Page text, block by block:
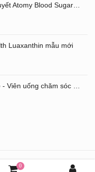
Sản phẩm hạ đường huyết Atomy Blood Sugar Cut Bitter Melon chiết xuất mướp đắng hộp 60 gói
Luaxanthin mẫu mới
Hưng - ĐT: 0971.435.586
0